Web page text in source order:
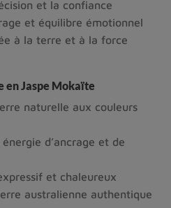
et la confiance
et équilibre émotionnel
à la terre et à la force
en Jaspe Mokaïte
naturelle aux couleurs
d’ancrage et de
et chaleureux
australienne authentique